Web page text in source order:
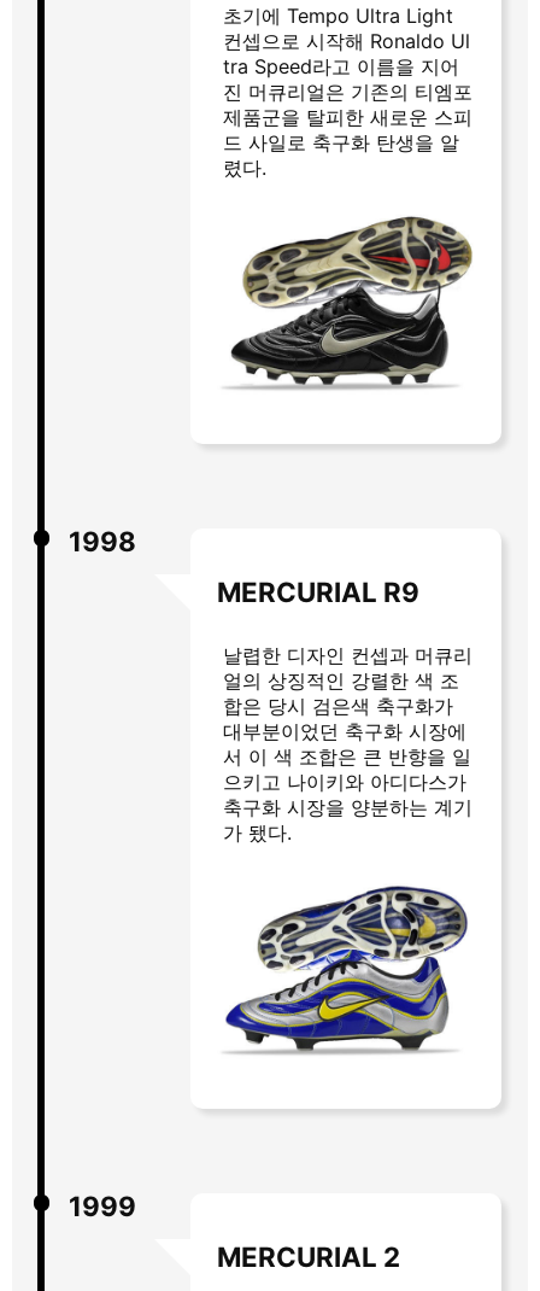
초기에 Tempo Ultra Light
컨셉으로 시작해 Ronaldo Ul
tra Speed라고 이름을 지어
진 머큐리얼은 기존의 티엠포
제품군을 탈피한 새로운 스피
드 사일로 축구화 탄생을 알
렸다.
1998
MERCURIAL R9
날렵한 디자인 컨셉과 머큐리
얼의 상징적인 강렬한 색 조
합은 당시 검은색 축구화가
대부분이었던 축구화 시장에
서 이 색 조합은 큰 반향을 일
으키고 나이키와 아디다스가
축구화 시장을 양분하는 계기
가 됐다.
1999
MERCURIAL 2